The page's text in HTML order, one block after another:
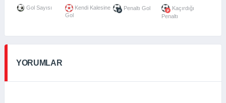
Gol Sayısı
Kendi Kalesine
Gol
Penaltı Gol
Kaçırdığı
Penaltı
YORUMLAR